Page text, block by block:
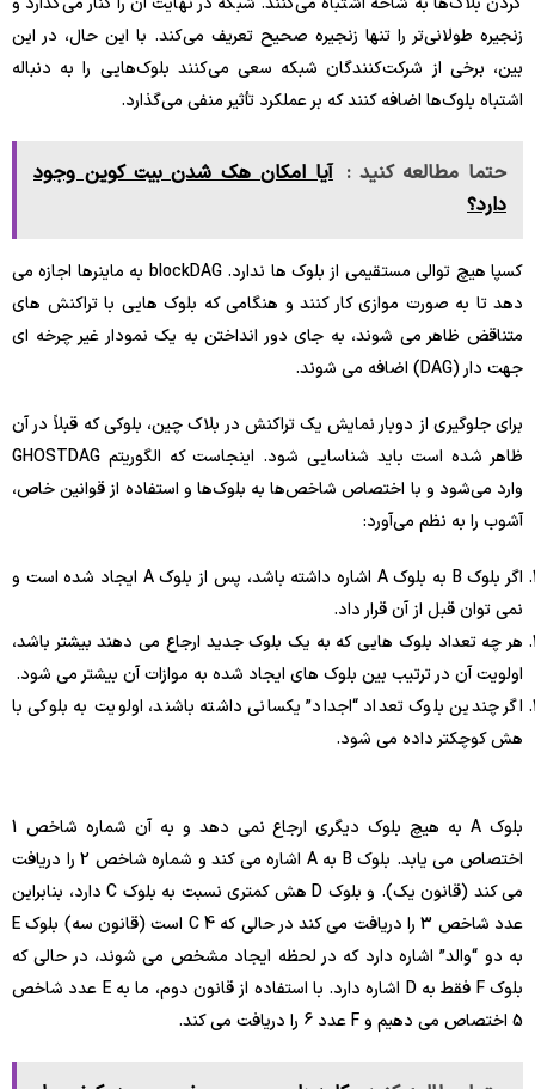
زنجیره طولانی‌تر را تنها زنجیره صحیح تعریف می‌کند. با این حال، در این
بین، برخی از شرکت‌کنندگان شبکه سعی می‌کنند بلوک‌هایی را به دنباله
اشتباه بلوک‌ها اضافه کنند که بر عملکرد تأثیر منفی می‌گذارد.
حتما مطالعه کنید : آیا امکان هک شدن بیت کوین وجود
دارد؟
کسپا هیچ توالی مستقیمی از بلوک ها ندارد. blockDAG به ماینرها اجازه می
دهد تا به صورت موازی کار کنند و هنگامی که بلوک هایی با تراکنش های
متناقض ظاهر می شوند، به جای دور انداختن به یک نمودار غیر چرخه ای
جهت دار (DAG) اضافه می شوند.
برای جلوگیری از دوبار نمایش یک تراکنش در بلاک چین، بلوکی که قبلاً در آن
ظاهر شده است باید شناسایی شود. اینجاست که الگوریتم GHOSTDAG
وارد می‌شود و با اختصاص شاخص‌ها به بلوک‌ها و استفاده از قوانین خاص،
آشوب را به نظم می‌آورد:
اگر بلوک B به بلوک A اشاره داشته باشد، پس از بلوک A ایجاد شده است و
نمی توان قبل از آن قرار داد.
هر چه تعداد بلوک هایی که به یک بلوک جدید ارجاع می دهند بیشتر باشد،
اولویت آن در ترتیب بین بلوک های ایجاد شده به موازات آن بیشتر می شود.
اگر چندین بلوک تعداد “اجداد” یکسانی داشته باشند، اولویت به بلوکی با
هش کوچکتر داده می شود.
بلوک A به هیچ بلوک دیگری ارجاع نمی دهد و به آن شماره شاخص 1
اختصاص می یابد. بلوک B به A اشاره می کند و شماره شاخص 2 را دریافت
می کند (قانون یک). و بلوک D هش کمتری نسبت به بلوک C دارد، بنابراین
عدد شاخص 3 را دریافت می کند در حالی که C 4 است (قانون سه) بلوک E
به دو “والد” اشاره دارد که در لحظه ایجاد مشخص می شوند، در حالی که
بلوک F فقط به D اشاره دارد. با استفاده از قانون دوم، ما به E عدد شاخص
5 اختصاص می دهیم و F عدد 6 را دریافت می کند.